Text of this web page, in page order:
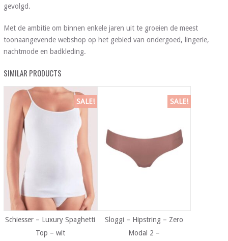
gevolgd.
Met de ambitie om binnen enkele jaren uit te groeien de meest
toonaangevende webshop op het gebied van ondergoed, lingerie,
nachtmode en badkleding.
SIMILAR PRODUCTS
SALE!
Schiesser – Luxury Spaghetti
Top – wit
SALE!
Sloggi – Hipstring – Zero
Modal 2 –